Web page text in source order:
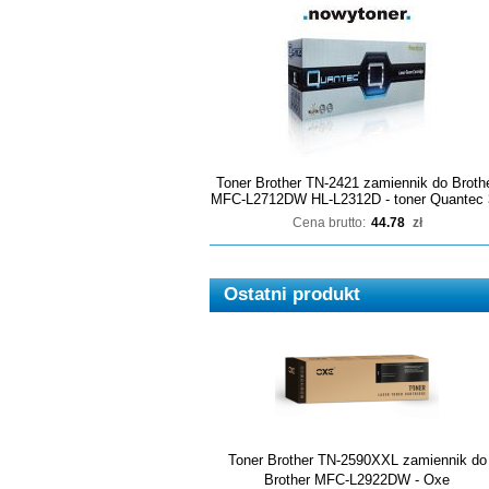
Toner Brother TN-2421 zamiennik do
MFC-L2712DW HL-L2312D - toner Quantec
Cena brutto: 44.78 zł
Ostatni produkt
Toner Brother TN-2590XXL zamiennik do
Brother MFC-L2922DW - Oxe